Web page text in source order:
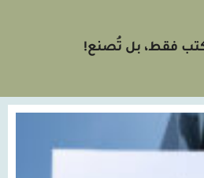
تُكتب فقط، بل تُصنع!